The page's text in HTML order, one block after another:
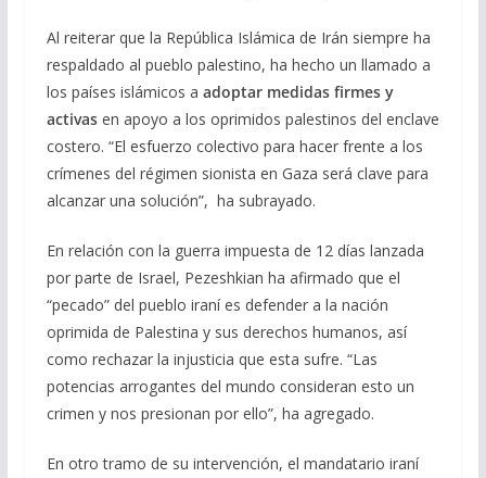
Al reiterar que la República Islámica de Irán siempre ha
respaldado al pueblo palestino, ha hecho un llamado a
los países islámicos a adoptar medidas firmes y
activasen apoyo a los oprimidos palestinos del enclave
costero. “El esfuerzo colectivo para hacer frente a los
crímenes del régimen sionista en Gaza será clave para
alcanzar una solución”, ha subrayado.
En relación con la guerra impuesta de 12 días lanzada
por parte de Israel, Pezeshkian ha afirmado que el
“pecado” del pueblo iraní es defender a la nación
oprimida de Palestina y sus derechos humanos, así
como rechazar la injusticia que esta sufre. “Las
potencias arrogantes del mundo consideran esto un
crimen y nos presionan por ello”, ha agregado.
En otro tramo de su intervención, el mandatario iraní